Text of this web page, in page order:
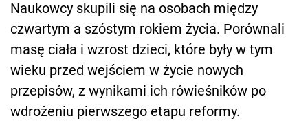
Naukowcy skupili się na osobach między
czwartym a szóstym rokiem życia. Porównali
masę ciała i wzrost dzieci, które były w tym
wieku przed wejściem w życie nowych
przepisów, z wynikami ich rówieśników po
wdrożeniu pierwszego etapu reformy.